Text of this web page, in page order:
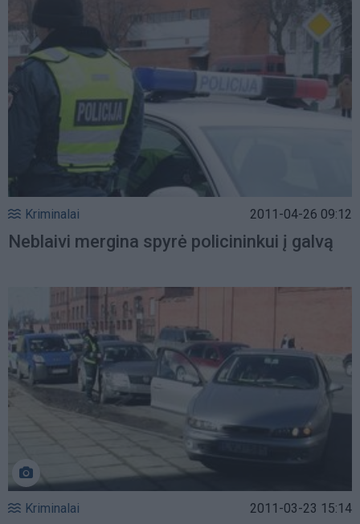
Kriminalai 2011-04-26 09:12
Neblaivi mergina spyrė policininkui į galvą
Kriminalai 2011-03-23 15:14